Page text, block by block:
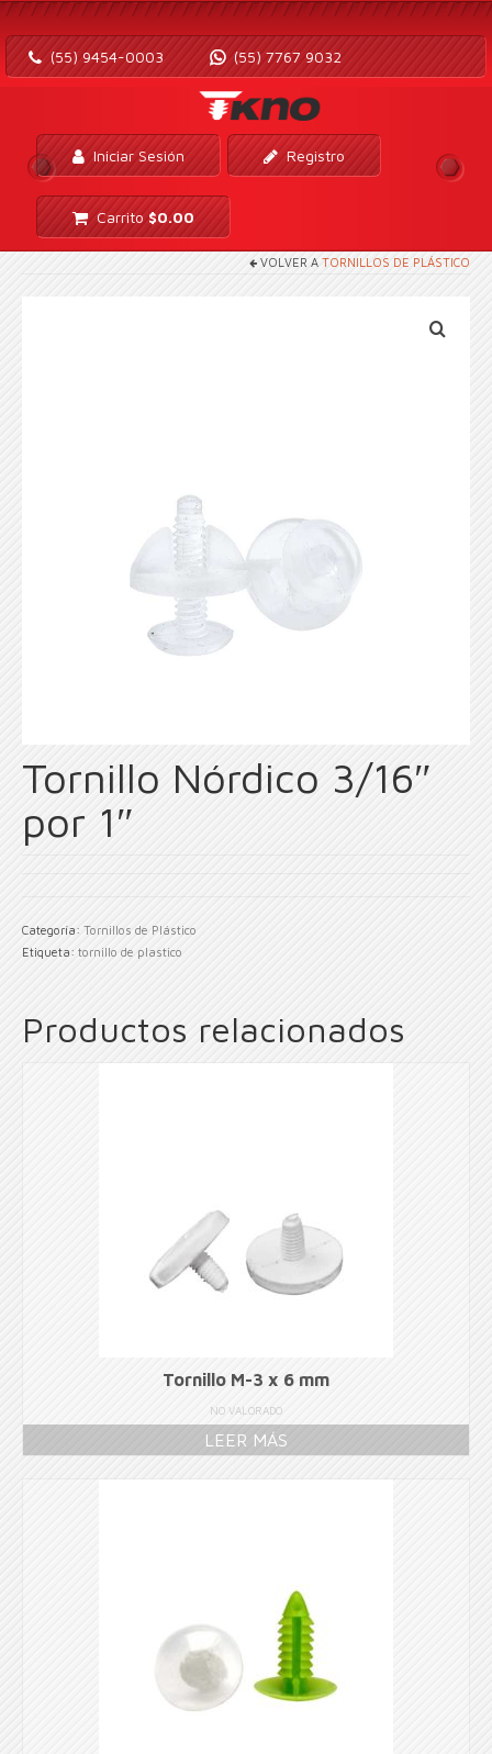
(55) 9454-0003 (55) 7767 9032
Iniciar Sesión Registro
Carrito $0.00
VOLVER A TORNILLOS DE PLÁSTICO
Tornillo Nórdico 3/16″
por 1″
Categoría: Tornillos de Plástico
Etiqueta: tornillo de plastico
Productos relacionados
Tornillo M-3 x 6 mm
NO VALORADO
LEER MÁS